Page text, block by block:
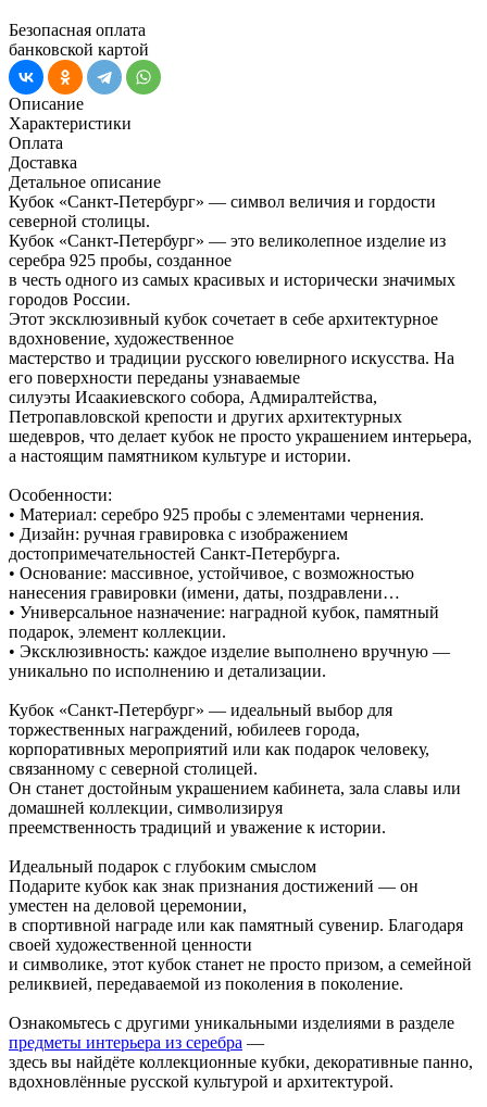
Безопасная оплата
банковской картой
Описание
Характеристики
Оплата
Доставка
Детальное описание
Кубок «Санкт-Петербург» — символ величия и гордости
северной столицы.
Кубок «Санкт-Петербург» — это великолепное изделие из
серебра 925 пробы, созданное
в честь одного из самых красивых и исторически значимых
городов России.
Этот эксклюзивный кубок сочетает в себе архитектурное
вдохновение, художественное
мастерство и традиции русского ювелирного искусства. На
его поверхности переданы узнаваемые
силуэты Исаакиевского собора, Адмиралтейства,
Петропавловской крепости и других архитектурных
шедевров, что делает кубок не просто украшением интерьера,
а настоящим памятником культуре и истории.
Особенности:
• Материал: серебро 925 пробы с элементами чернения.
• Дизайн: ручная гравировка с изображением
достопримечательностей Санкт-Петербурга.
• Основание: массивное, устойчивое, с возможностью
нанесения гравировки (имени, даты, поздравлени…
• Универсальное назначение: наградной кубок, памятный
подарок, элемент коллекции.
• Эксклюзивность: каждое изделие выполнено вручную —
уникально по исполнению и детализации.
Кубок «Санкт-Петербург» — идеальный выбор для
торжественных награждений, юбилеев города,
корпоративных мероприятий или как подарок человеку,
связанному с северной столицей.
Он станет достойным украшением кабинета, зала славы или
домашней коллекции, символизируя
преемственность традиций и уважение к истории.
Идеальный подарок с глубоким смыслом
Подарите кубок как знак признания достижений — он
уместен на деловой церемонии,
в спортивной награде или как памятный сувенир. Благодаря
своей художественной ценности
и символике, этот кубок станет не просто призом, а семейной
реликвией, передаваемой из поколения в поколение.
Ознакомьтесь с другими уникальными изделиями в разделе
предметы интерьера из серебра —
здесь вы найдёте коллекционные кубки, декоративные панно,
вдохновлённые русской культурой и архитектурой.